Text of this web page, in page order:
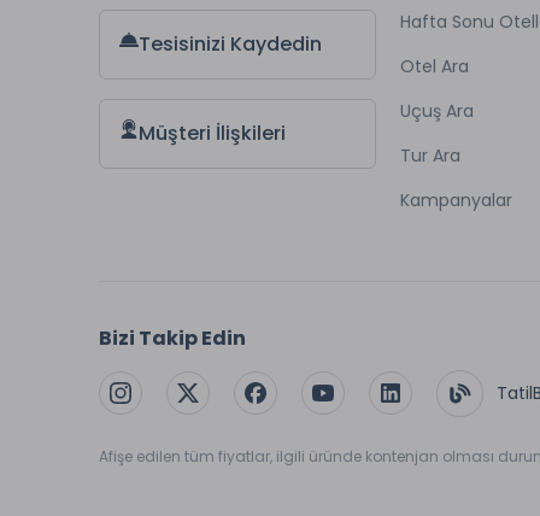
Tesisinizi Kaydedin
Müşteri İlişkileri
Hafta Sonu
Otel Ara
Uçuş Ara
Tur Ara
Kampanyalar
Bizi Takip Edin
Afişe edilen tüm fiyatlar, ilgili üründe kontenjan olması